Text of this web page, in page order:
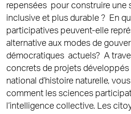
repensées pour construire une
inclusive et plus durable ? En
participatives peuvent-elle
alternative aux modes de
démocratiques actuels? A
concrets de projets développés
national d’histoire naturelle,
comment les sciences
l’intelligence collective. Les